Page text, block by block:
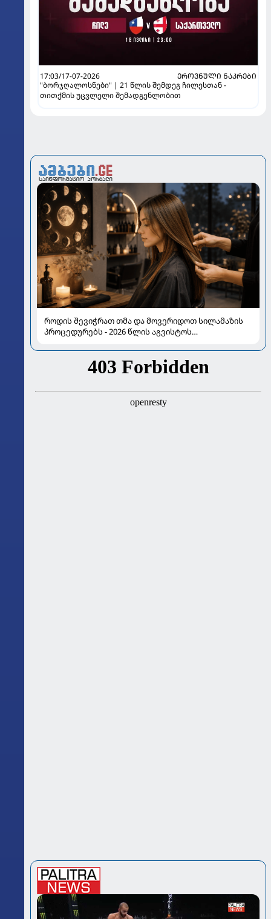
17:03/17-07-2026
ᲔᲠᲝᲕᲜᲣᲚᲘ ᲜᲐᲙᲠᲔᲑᲘ
"ბორჯღალოსნები" | 21 წლის შემდეგ ჩილესთან -
თითქმის უცვლელი შემადგენლობით
როდის შევიჭრათ თმა და მოვერიდოთ სილამაზის
პროცედურებს - 2026 წლის აგვისტოს